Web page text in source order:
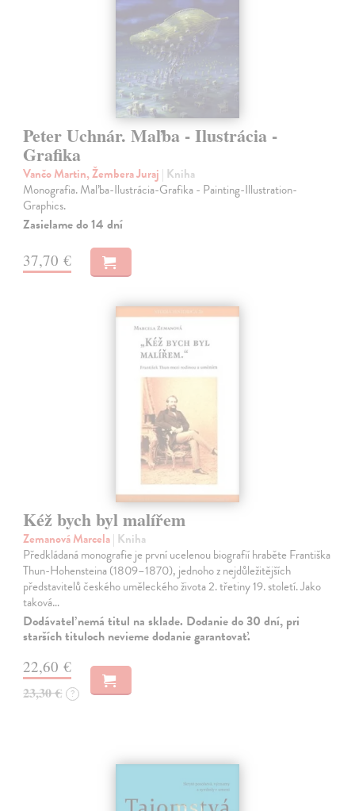
Peter Uchnár. Maľba - Ilustrácia -
Grafika
Vančo Martin, Žembera Juraj | Kniha
Monografia. Maľba-Ilustrácia-Grafika - Painting-Illustration-
Graphics.
Zasielame do 14 dní
37,70 €
Kéž bych byl malířem
Zemanová Marcela| Kniha
Předkládaná monografie je první ucelenou biografií hraběte Františka
Thun-Hohensteina (1809–1870), jednoho z nejdůležitějších
představitelů českého uměleckého života 2. třetiny 19. století. Jako
taková…
Dodávateľ nemá titul na sklade. Dodanie do 30 dní, pri
starších tituloch nevieme dodanie garantovať.
22,60 €
23,30 € ?